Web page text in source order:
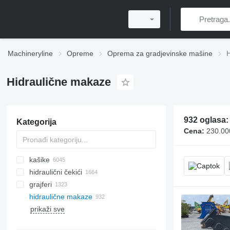
Machineryline Opreme Oprema za gradjevinske mašine
Hidraulične makaze
Kategorija
kašike
kašike za bager
kašike za prednje utovarivače
kašike za gradiranje
sejalne kašike
hidraulični čekići
grajferi
hidraulične makaze
burgije za zemlju
sajle za podizanje
kalupi za betonske blokove
prikaži sve
932 oglasa:
Cena: